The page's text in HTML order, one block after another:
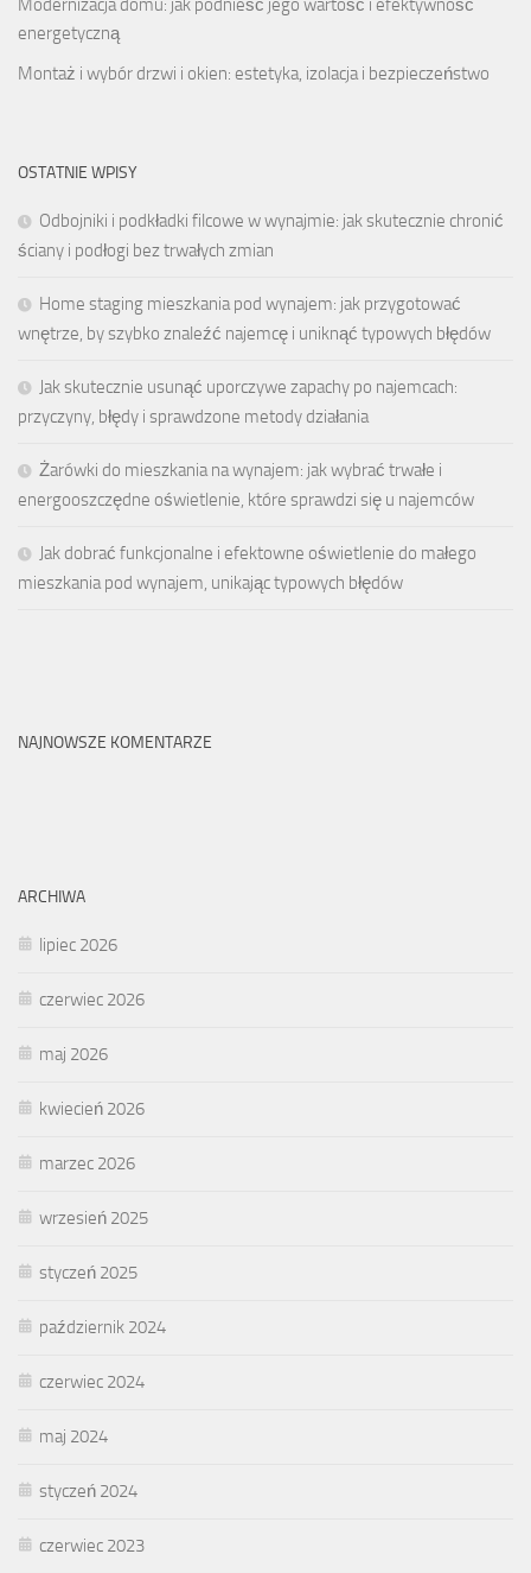
Modernizacja domu: jak podnieść jego wartość i efektywność
energetyczną
Montaż i wybór drzwi i okien: estetyka, izolacja i bezpieczeństwo
OSTATNIE WPISY
Odbojniki i podkładki filcowe w wynajmie: jak skutecznie chronić
ściany i podłogi bez trwałych zmian
Home staging mieszkania pod wynajem: jak przygotować
wnętrze, by szybko znaleźć najemcę i uniknąć typowych błędów
Jak skutecznie usunąć uporczywe zapachy po najemcach:
przyczyny, błędy i sprawdzone metody działania
Żarówki do mieszkania na wynajem: jak wybrać trwałe i
energooszczędne oświetlenie, które sprawdzi się u najemców
Jak dobrać funkcjonalne i efektowne oświetlenie do małego
mieszkania pod wynajem, unikając typowych błędów
NAJNOWSZE KOMENTARZE
ARCHIWA
lipiec 2026
czerwiec 2026
maj 2026
kwiecień 2026
marzec 2026
wrzesień 2025
styczeń 2025
październik 2024
czerwiec 2024
maj 2024
styczeń 2024
czerwiec 2023